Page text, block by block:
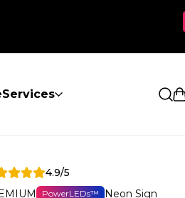
Services
4.9/5
PowerLEDs™ Neon Sign